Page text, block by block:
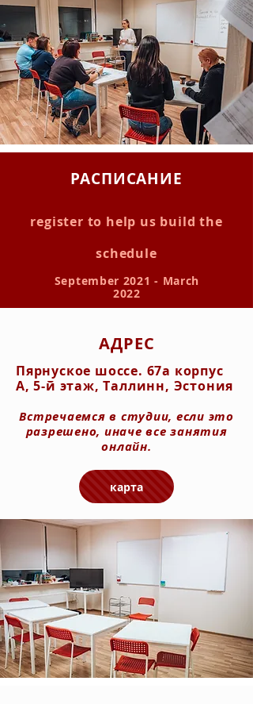
РАСПИСАНИЕ
register to help us build the
schedule
September 2021 - March
2022
АДРЕС
Пярнуское шоссе. 67а корпус
А, 5-й этаж, Таллинн, Эстония
Встречаемся в студии, если это
разрешено, иначе все занятия
онлайн.
карта